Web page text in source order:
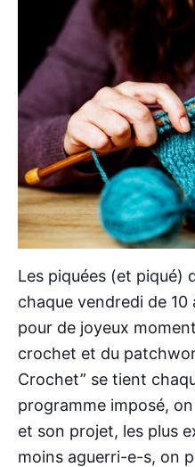
Les piquées (et piqué)
chaque vendredi de 10
pour de joyeux
crochet et du
Crochet” se tient
programme imposé,
et son projet, les plus
moins aguerri-e-s, on